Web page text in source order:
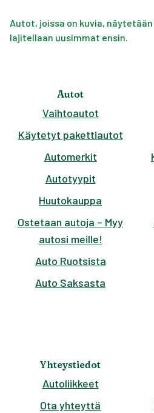
Autot, joissa on kuvia,
lajitellaan uusimmat ensin.
Autot
Vaihtoautot
Käytetyt pakettiautot
Automerkit
Autotyypit
Huutokauppa
Ostetaan autoja – Myy
autosi meille!
Auto Ruotsista
Auto Saksasta
Yhteystiedot
Autoliikkeet
Ota yhteyttä